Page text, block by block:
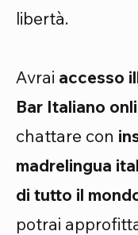
libertà.
Avrai accesso
Bar Italiano
chattare con
madrelingua
di tutto il
potrai